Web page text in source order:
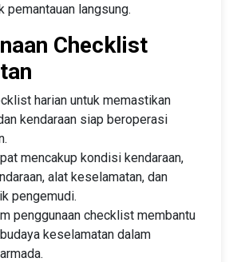
pemantauan langsung.
Checklist
harian untuk memastikan
kendaraan siap beroperasi
mencakup kondisi kendaraan,
alat keselamatan, dan
pengemudi.
penggunaan checklist membantu
keselamatan dalam